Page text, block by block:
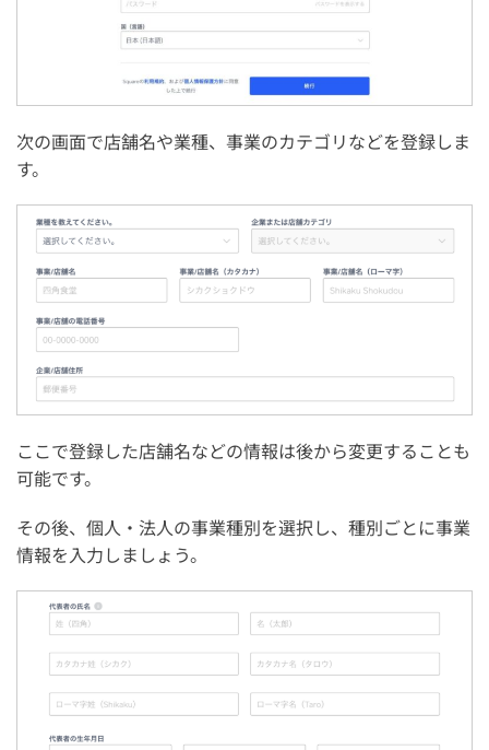
次の画面で店舗名や業種、事業のカテゴリなどを登録しま
す。
ここで登録した店舗名などの情報は後から変更することも
可能です。
その後、個人・法人の事業種別を選択し、種別ごとに事業
情報を入力しましょう。